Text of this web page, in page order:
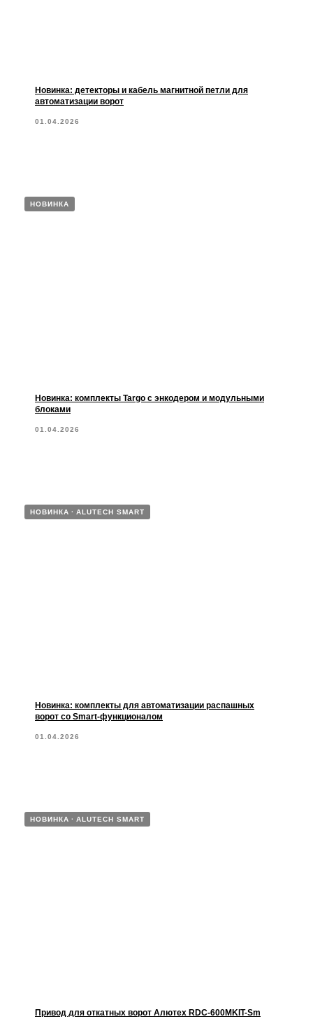
Новинка: детекторы и кабель магнитной петли для
автоматизации ворот
01.04.2026
НОВИНКА
Новинка: комплекты Targo с энкодером и модульными
блоками
01.04.2026
НОВИНКА ALUTECH SMART
Новинка: комплекты для автоматизации распашных
ворот со Smart-функционалом
01.04.2026
НОВИНКА ALUTECH SMART
Привод для откатных ворот Алютех RDC-600MKIT-Sm